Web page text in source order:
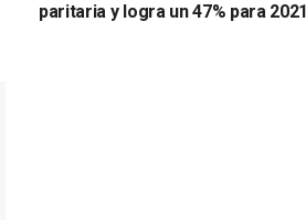
paritaria y logra un 47% para 2021